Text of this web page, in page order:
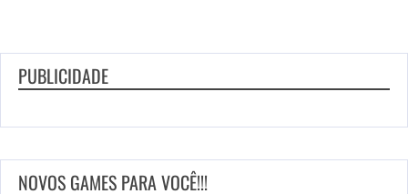
PUBLICIDADE
NOVOS GAMES PARA VOCÊ!!!